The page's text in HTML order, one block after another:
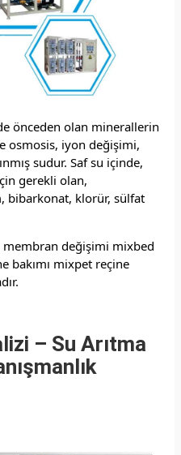
önceden olan minerallerin
osmosis, iyon değişimi,
sudur. Saf su içinde,
gerekli olan,
bibarkonat, klorür, sülfat
membran değişimi mixbed
bakımı mixpet reçine
– Su Arıtma